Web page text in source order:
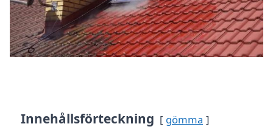
Innehållsförteckning gömma